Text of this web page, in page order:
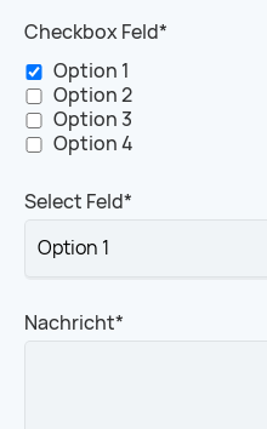
Pflichtfeld
Checkbox Feld*
Option 1
Option 2
Option 3
Option 4
Pflichtfeld
Select Feld*
Pflichtfeld
Nachricht*